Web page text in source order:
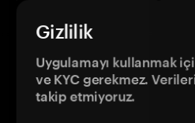
Gizlilik
Uygulamayı kullanmak
ve KYC gerekmez.
takip etmiyoruz.